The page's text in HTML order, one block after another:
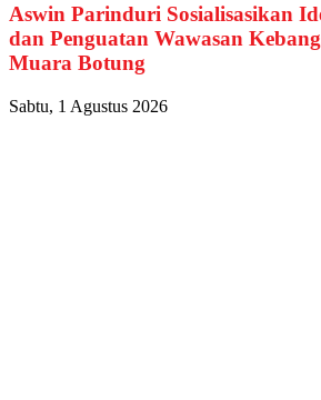
Aswin Parinduri Sosialisasikan
dan Penguatan Wawasan
Muara Botung
Sabtu, 1 Agustus 2026